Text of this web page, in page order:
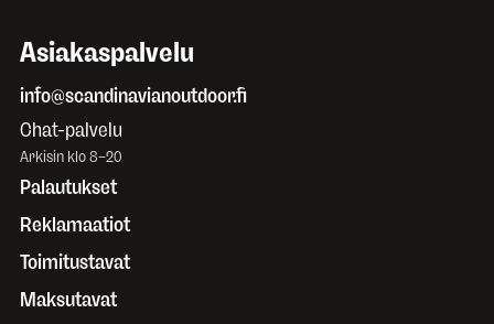
Asiakaspalvelu
info@scandinavianoutdoor.fi
Chat-palvelu
Arkisin klo 8–20
Palautukset
Reklamaatiot
Toimitustavat
Maksutavat